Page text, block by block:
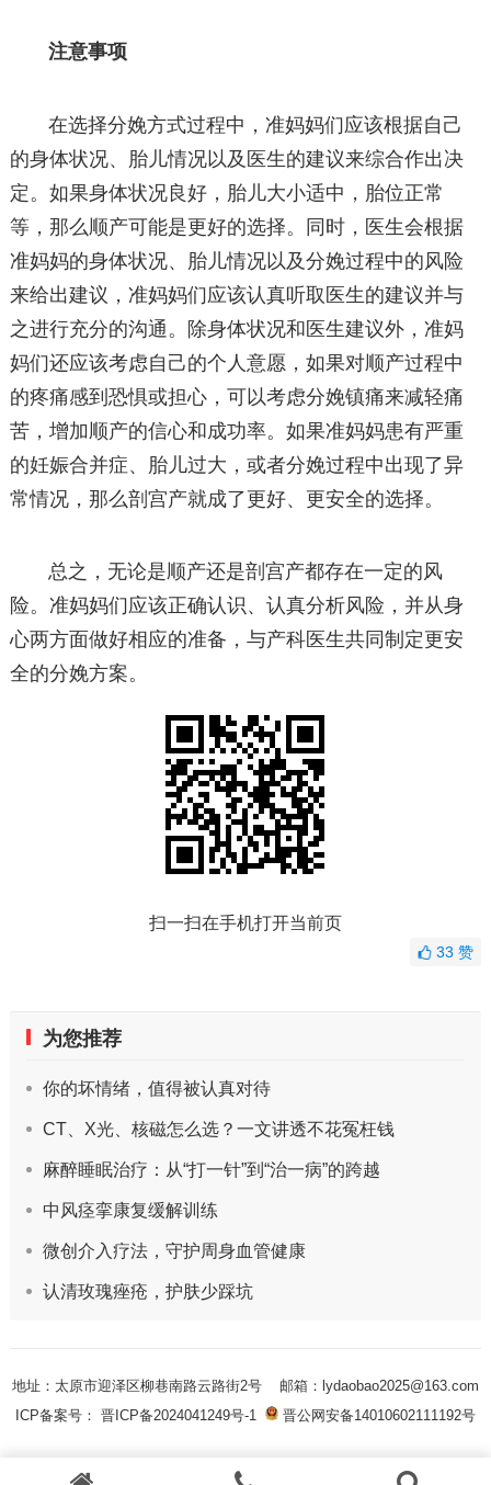
注意事项
在选择分娩方式过程中，准妈妈们应该根据自己
的身体状况、胎儿情况以及医生的建议来综合作出决
定。如果身体状况良好，胎儿大小适中，胎位正常
等，那么顺产可能是更好的选择。同时，医生会根据
准妈妈的身体状况、胎儿情况以及分娩过程中的风险
来给出建议，准妈妈们应该认真听取医生的建议并与
之进行充分的沟通。除身体状况和医生建议外，准妈
妈们还应该考虑自己的个人意愿，如果对顺产过程中
的疼痛感到恐惧或担心，可以考虑分娩镇痛来减轻痛
苦，增加顺产的信心和成功率。如果准妈妈患有严重
的妊娠合并症、胎儿过大，或者分娩过程中出现了异
常情况，那么剖宫产就成了更好、更安全的选择。
总之，无论是顺产还是剖宫产都存在一定的风
险。准妈妈们应该正确认识、认真分析风险，并从身
心两方面做好相应的准备，与产科医生共同制定更安
全的分娩方案。
扫一扫在手机打开当前页
33赞
为您推荐
你的坏情绪，值得被认真对待
CT、X光、核磁怎么选？一文讲透不花冤枉钱
麻醉睡眠治疗：从“打一针”到“治一病”的跨越
中风痉挛康复缓解训练
微创介入疗法，守护周身血管健康
认清玫瑰痤疮，护肤少踩坑
地址：太原市迎泽区柳巷南路云路街2号 邮箱：lydaobao2025@163.com
ICP备案号： 晋ICP备2024041249号-1
晋公网安备14010602111192号